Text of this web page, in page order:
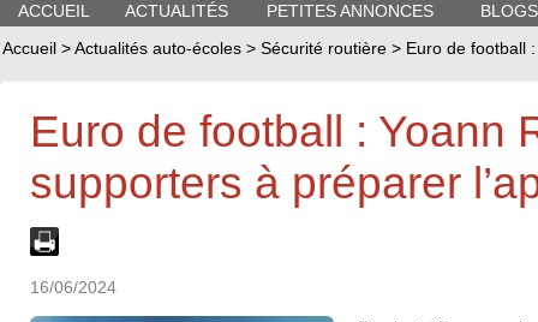
ACCUEIL ACTUALITÉS PETITES ANNONCES
Accueil >Actualités auto-écoles > Sécurité routière > Euro de football
Euro de football : Yoann
supporters à préparer
16/06/2024